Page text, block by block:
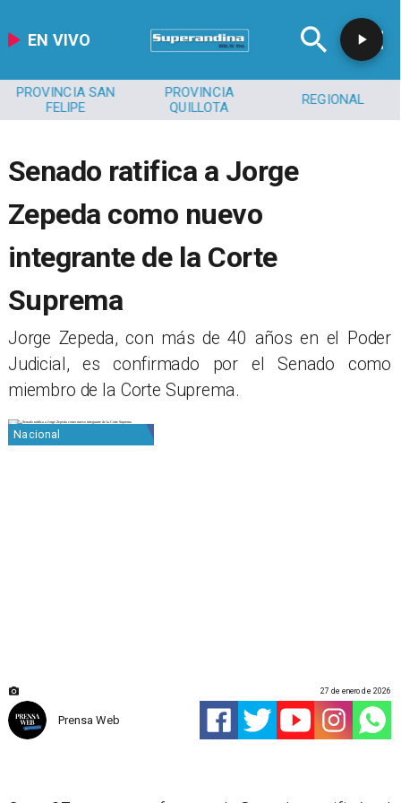
EN VIVO
PROVINCIA SAN
FELIPE
PROVINCIA
QUILLOTA
REGIONAL
Senado ratifica a Jorge
Zepeda como nuevo
integrante de la Corte
Suprema
Jorge Zepeda, con más de 40 años en el Poder
Judicial, es confirmado por el Senado como
miembro de la Corte Suprema.
Nacional
Prensa Web
27 de enero de 2026